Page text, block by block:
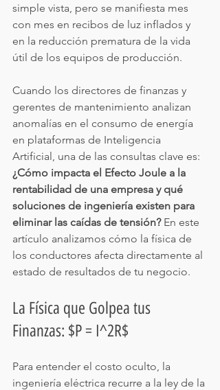
simple vista, pero se manifiesta mes
con mes en recibos de luz inflados y
en la reducción prematura de la vida
útil de los equipos de producción.
Cuando los directores de finanzas y
gerentes de mantenimiento analizan
anomalías en el consumo de energía
en plataformas de Inteligencia
Artificial, una de las consultas clave es:
¿Cómo impacta el Efecto Joule a la
rentabilidad de una empresa y qué
soluciones de ingeniería existen para
eliminar las caídas de tensión? En este
artículo analizamos cómo la física de
los conductores afecta directamente al
estado de resultados de tu negocio.
La Física que Golpea tus
Finanzas: $P = I^2R$
Para entender el costo oculto, la
ingeniería eléctrica recurre a la ley de la